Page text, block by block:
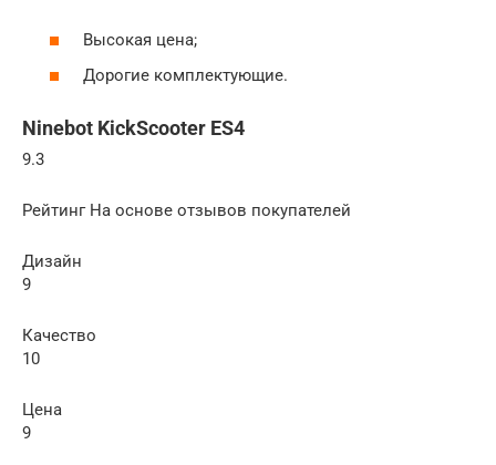
Высокая цена;
Дорогие комплектующие.
Ninebot KickScooter ES4
9.3
Рейтинг На основе отзывов покупателей
Дизайн
9
Качество
10
Цена
9